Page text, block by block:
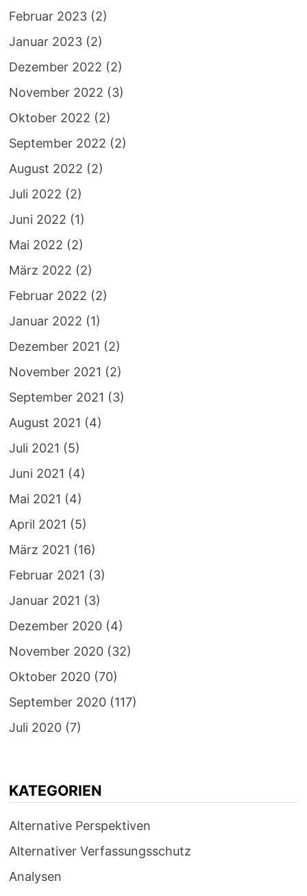
Februar 2023(2)
Januar 2023(2)
Dezember 2022 (2)
November 2022 (3)
Oktober 2022 (2)
September 2022 (2)
August 2022 (2)
Juli 2022 (2)
Juni 2022 (1)
Mai 2022 (2)
März 2022 (2)
Februar 2022 (2)
Januar 2022 (1)
Dezember 2021 (2)
November 2021 (2)
September 2021 (3)
August 2021 (4)
Juli 2021 (5)
Juni 2021 (4)
Mai 2021 (4)
April 2021 (5)
März 2021 (16)
Februar 2021 (3)
Januar 2021 (3)
Dezember 2020(4)
November 2020(32)
Oktober 2020(70)
September 2020(117)
Juli 2020(7)
KATEGORIEN
Alternative Perspektiven
Alternativer Verfassungsschutz
Analysen